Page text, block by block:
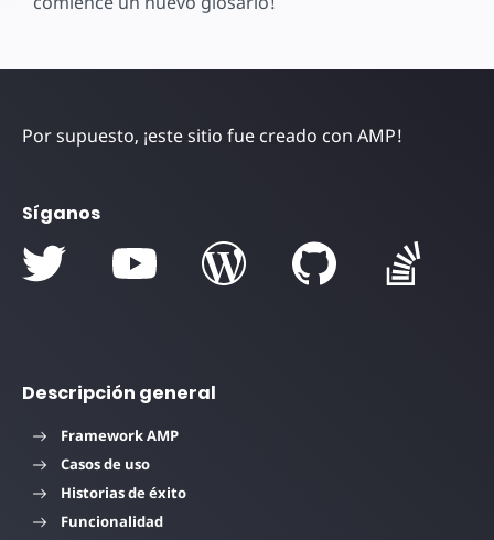
Por supuesto, ¡este sitio fue creado con AMP!
Síganos
Descripción general
Framework AMP
Casos de uso
Historias de éxito
Funcionalidad